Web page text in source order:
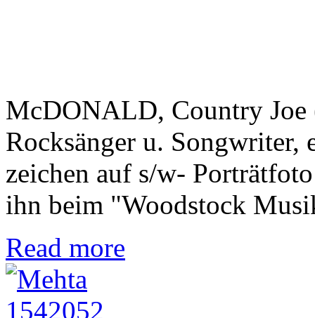
McDONALD, Country
Rocksänger u. Songwriter,
zeichen auf s/w-
ihn beim "Woodstock
Read more